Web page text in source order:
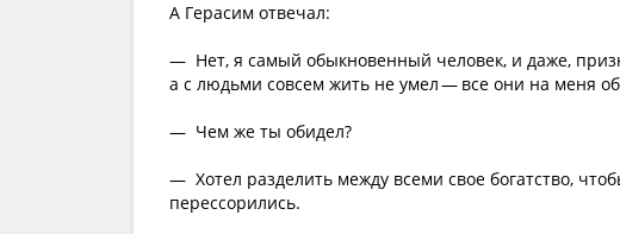
А Герасим отвечал:
— Нет, я самый обыкновенный человек, и даже,
а с людьми совсем жить не умел — все они на меня
— Чем же ты обидел?
— Хотел разделить между всеми свое богатство,
перессорились.